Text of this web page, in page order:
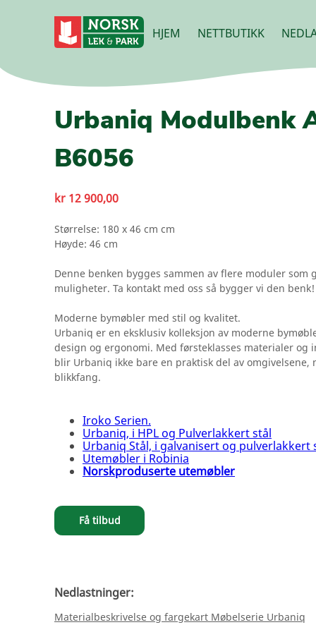
HJEM NETTBUTIKK
Urbaniq Modulbenk
B6056
kr 12 900,00
Størrelse: 180 x 46 cm cm
Høyde: 46 cm
Denne benken bygges sammen av flere moduler som
muligheter. Ta kontakt med oss så bygger vi den benk!
Moderne bymøbler med stil og kvalitet.
Urbaniq er en eksklusiv kolleksjon av moderne
design og ergonomi. Med førsteklasses materialer og
blir Urbaniq ikke bare en praktisk del av omgivelsene,
blikkfang.
Iroko Serien.
Urbaniq, i HPL og Pulverlakkert stål
Urbaniq Stål, i galvanisert og pulverlakkert
Utemøbler i Robinia
Norskproduserte utemøbler
Få tilbud
Nedlastninger:
Materialbeskrivelse og fargekart Møbelserie Urbaniq